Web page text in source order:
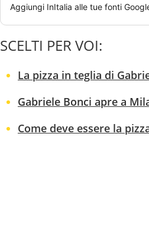
Aggiungi InItalia alle tue fonti
SCELTI PER VOI:
La pizza in teglia di
Gabriele Bonci apre a
Come deve essere la